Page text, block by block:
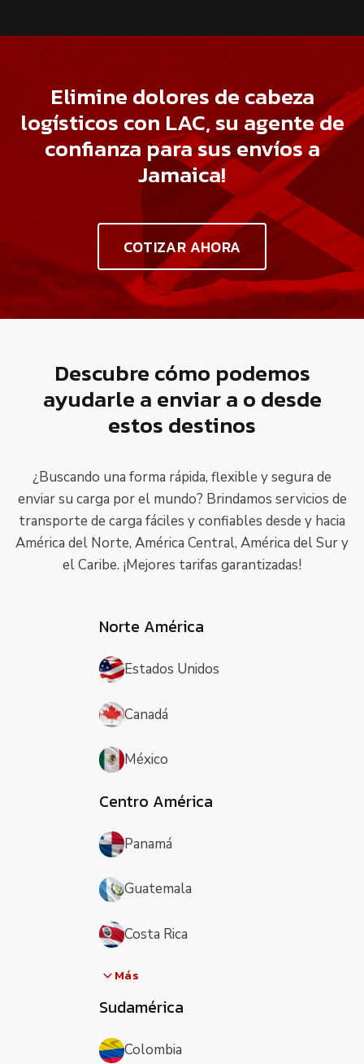
Elimine dolores de cabeza
logísticos con LAC, su agente de
confianza para sus envíos a
Jamaica!
COTIZAR AHORA
Descubre cómo podemos
ayudarle a enviar a o desde
estos destinos
¿Buscando una forma rápida, flexible y segura de
enviar su carga por el mundo? Brindamos servicios de
transporte de carga fáciles y confiables desde y hacia
América del Norte, América Central, América del Sur y
el Caribe. ¡Mejores tarifas garantizadas!
Norte América
Estados Unidos
Canadá
México
Centro América
Panamá
Guatemala
Costa Rica
Más
Sudamérica
Colombia